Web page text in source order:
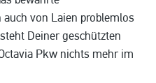
auch von Laien problemlos
Deiner geschützten
Pkw nichts mehr im